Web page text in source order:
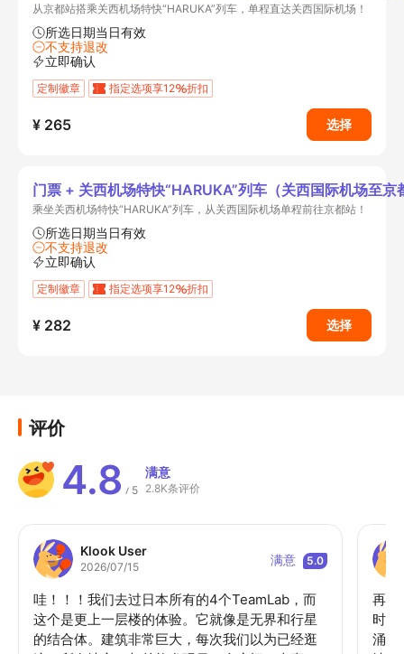
从京都站搭乘关西机场特快“HARUKA”列车，单程直达关西国际机场！
所选日期当日有效
不支持退改
立即确认
定制徽章 指定选项享12 折扣
¥ 265 选择
门票 + 关西机场特快“HARUKA”列车（关西国际机场至京
乘坐关西机场特快“HARUKA”列车，从关西国际机场单程前往京都站！
所选日期当日有效
不支持退改
立即确认
定制徽章 指定选项享12 折扣
¥ 282 选择
评价
4.8 / 5
满意
2.8K条评价
Klook User
2026/07/15 满意 5.0
哇！！！我们去过日本所有的4个TeamLab，而
这个是更上一层楼的体验。它就像是无界和行星
的结合体。建筑非常巨大，每次我们以为已经逛
再简
时候
涌入